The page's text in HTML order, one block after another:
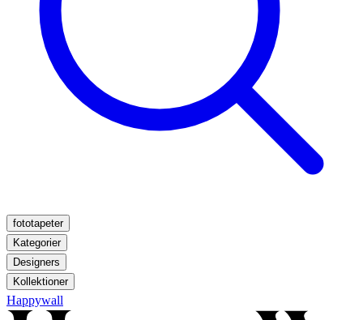
fototapeter
Kategorier
Designers
Kollektioner
Happywall